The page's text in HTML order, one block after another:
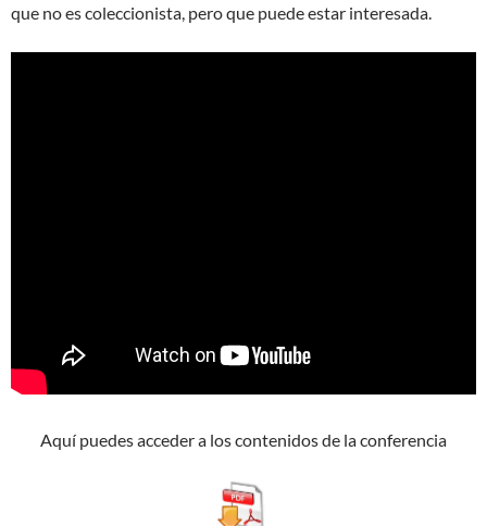
que no es coleccionista, pero que puede estar interesada.
Aquí puedes acceder a los contenidos de la conferencia